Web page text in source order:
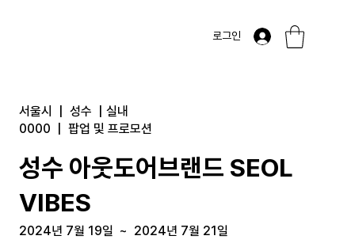
로그인
서울시 성수
실내
0000
팝업 및 프로모션
성수 아웃도어브랜드 SEOL
VIBES
2024년 7월 19일 ~ 2024년 7월 21일